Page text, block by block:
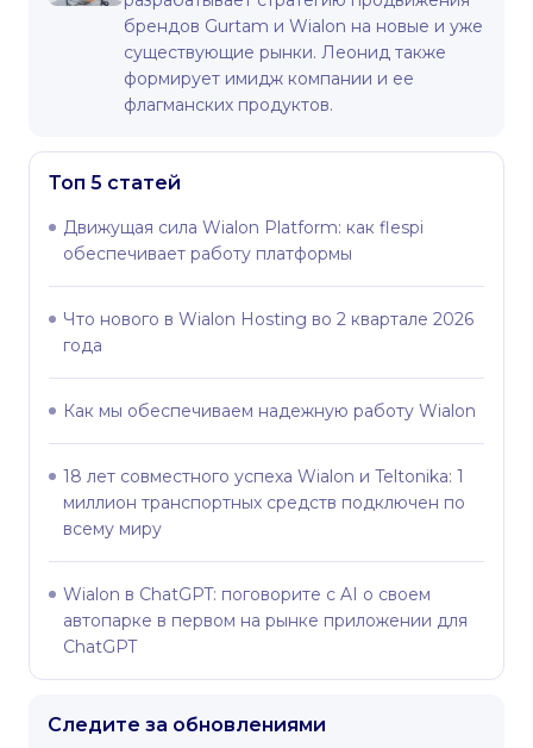
брендов Gurtam и Wialon на новые и уже
существующие рынки. Леонид также
формирует имидж компании и ее
флагманских продуктов.
Топ 5 статей
Движущая сила Wialon Platform: как flespi
обеспечивает работу платформы
Что нового в Wialon Hosting во 2 квартале 2026
года
Как мы обеспечиваем надежную работу Wialon
18 лет совместного успеха Wialon и Teltonika: 1
миллион транспортных средств подключен по
всему миру
Wialon в ChatGPT: поговорите с AI о своем
автопарке в первом на рынке приложении для
ChatGPT
Следите за обновлениями